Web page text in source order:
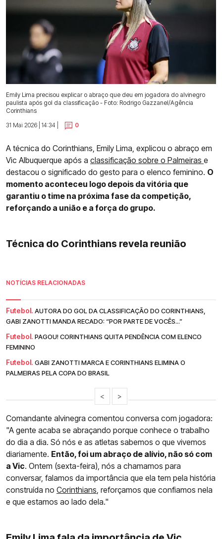
Emily Lima precisou explicar o abraço que deu em jogadora do alvinegro
paulista após gol da classificação - Foto: Rodrigo Gazzanel/Agência
Corinthians
31 Mai 2026 | 14:34 |
0
A técnica do Corinthians, Emily Lima, explicou o abraço em
Vic Albuquerque após a classificação sobre o Palmeiras e
destacou o significado do gesto para o elenco feminino. O
momento aconteceu logo depois da vitória que
garantiu o time na próxima fase da competição,
reforçando a união e a força do grupo.
Técnica do Corinthians revela reunião
NOTÍCIAS RELACIONADAS
Futebol. AUTORA DO GOL DA CLASSIFICAÇÃO DO CORINTHIANS,
GABI ZANOTTI MANDA RECADO: “POR PARTE DE VOCÊS...”
Futebol. PAGOU! CORINTHIANS QUITA PENDÊNCIA COM ELENCO
FEMININO
Futebol. GABI ZANOTTI MARCA E CORINTHIANS ELIMINA O
PALMEIRAS PELA COPA DO BRASIL
< >
Comandante alvinegra comentou conversa com jogadora:
"A gente acaba se abraçando porque conhece o trabalho
do dia a dia. Só nós e as atletas sabemos o que vivemos
diariamente. Então, foi um abraço de alívio, não só com
a Vic. Ontem (sexta-feira), nós a chamamos para
conversar, falamos da importância que ela tem pela história
construída no Corinthians , reforçamos que confiamos nela
e que estamos ao lado dela."